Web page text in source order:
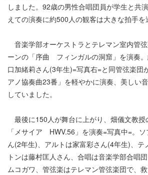
しました。92歳の男性合唱団員が学生と共
えての演奏に約500人の観客は大きな拍手を
音楽学部オーケストラとテレマン室内管
ーンの「序曲 フィンガルの洞窟」を演奏
口加緒莉さん(3年生)=写真右=と同管弦楽団
アノ協奏曲23番」を軽やかに演奏、美しい
していました。
最後に150人が舞台に上がり、畑儀文教授
「メサイア HWV.56」を演奏=写真中=。
ん(2年生)、アルトは家富彩さん(4年生)、テ
トンは藤村匡人さん、合唱は音楽学部合唱
ムコガワ、管弦楽はテレマン管弦楽団で、救